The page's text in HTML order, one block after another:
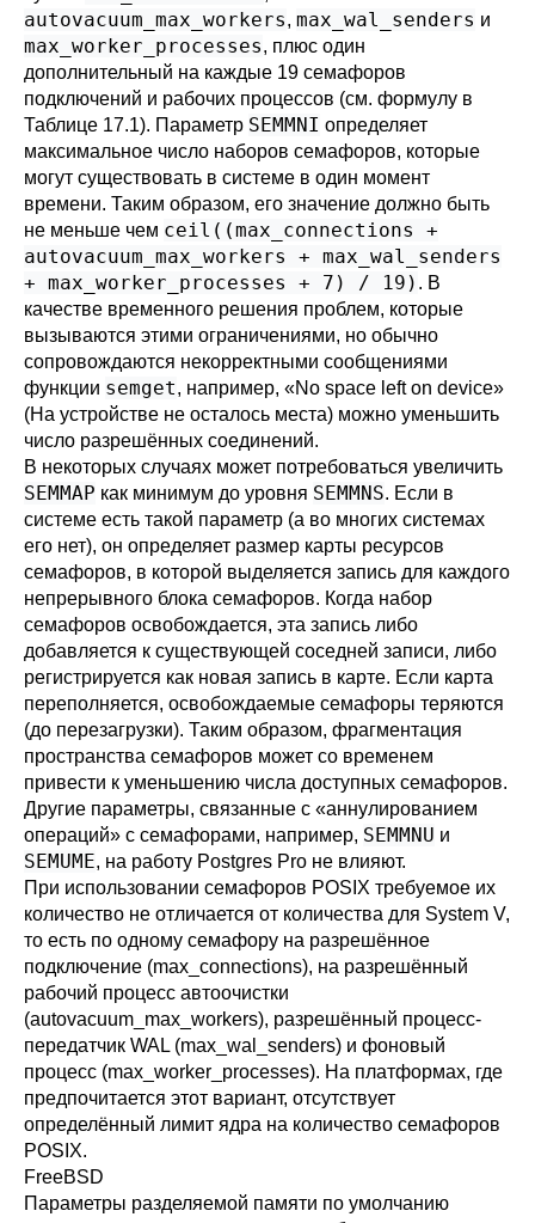
autovacuum_max_workers, max_wal_senders и
max_worker_processes, плюс один
дополнительный на каждые 19 семафоров
подключений и рабочих процессов (см. формулу в
Таблице 17.1). Параметр SEMMNI определяет
максимальное число наборов семафоров, которые
могут существовать в системе в один момент
времени. Таким образом, его значение должно быть
не меньше чем ceil((max_connections +
autovacuum_max_workers + max_wal_senders
+ max_worker_processes + 7) / 19) . В
качестве временного решения проблем, которые
вызываются этими ограничениями, но обычно
сопровождаются некорректными сообщениями
функции semget, например, «No space left on device»
(На устройстве не осталось места) можно уменьшить
число разрешённых соединений.
В некоторых случаях может потребоваться увеличить
SEMMAP как минимум до уровня SEMMNS. Если в
системе есть такой параметр (а во многих системах
его нет), он определяет размер карты ресурсов
семафоров, в которой выделяется запись для каждого
непрерывного блока семафоров. Когда набор
семафоров освобождается, эта запись либо
добавляется к существующей соседней записи, либо
регистрируется как новая запись в карте. Если карта
переполняется, освобождаемые семафоры теряются
(до перезагрузки). Таким образом, фрагментация
пространства семафоров может со временем
привести к уменьшению числа доступных семафоров.
Другие параметры, связанные с «аннулированием
операций» с семафорами, например, SEMMNU и
SEMUME, на работу Postgres Pro не влияют.
При использовании семафоров POSIX требуемое их
количество не отличается от количества для System V,
то есть по одному семафору на разрешённое
подключение (max_connections), на разрешённый
рабочий процесс автоочистки
(autovacuum_max_workers), разрешённый процесс-
передатчик WAL (max_wal_senders) и фоновый
процесс (max_worker_processes). На платформах, где
предпочитается этот вариант, отсутствует
определённый лимит ядра на количество семафоров
POSIX.
FreeBSD
Параметры разделяемой памяти по умолчанию